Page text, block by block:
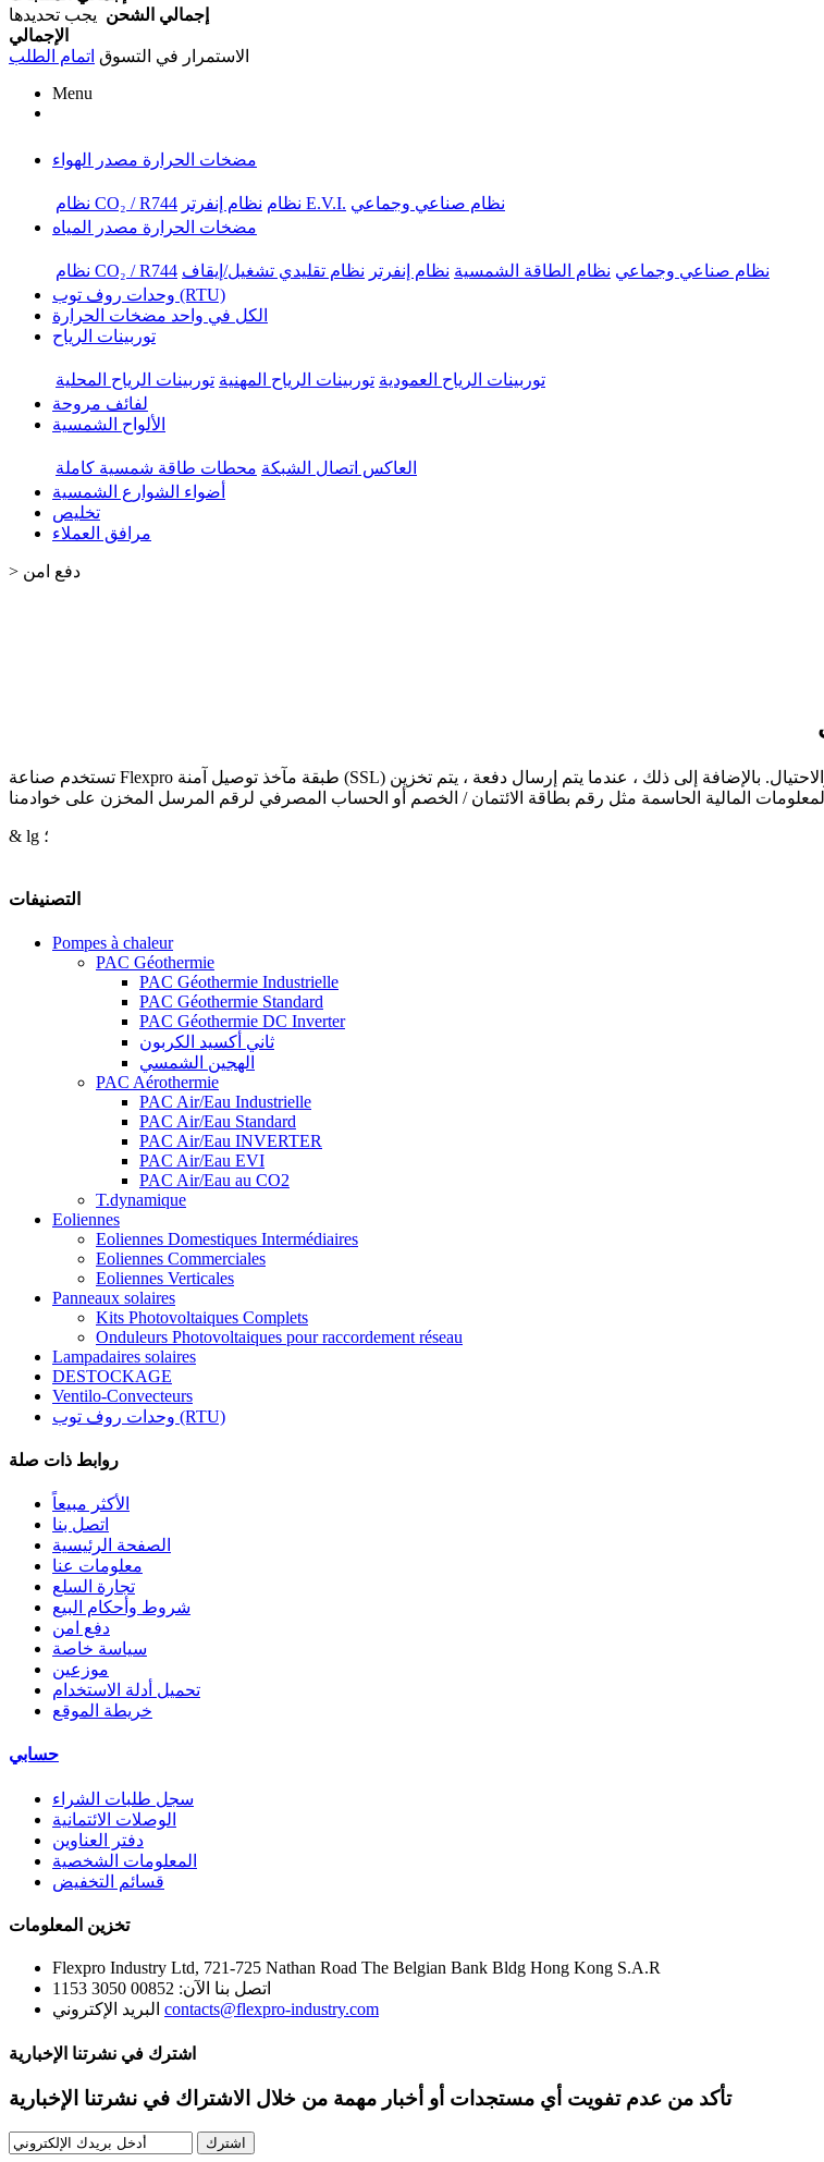
إجمالي الشحن يجب تحديدها
الإجمالي
الاستمرار في التسوق اتمام الطلب
Menu
مضخات الحرارة مصدر الهواء
نظام CO₂ / R744 نظام إنفرتر نظام E.V.I. نظام صناعي وجماعي
مضخات الحرارة مصدر المياه
نظام CO₂ / R744 نظام تقليدي تشغيل/إيقاف نظام إنفرتر نظام الطاقة الشمسية نظام صناعي وجماعي
وحدات روف توب (RTU)
الكل في واحد مضخات الحرارة
توربينات الرياح
توربينات الرياح المحلية توربينات الرياح المهنية توربينات الرياح العمودية
لفائف مروحة
الألواح الشمسية
محطات طاقة شمسية كاملة العاكس اتصال الشبكة
أضواء الشوارع الشمسية
تخليص
مرافق العملاء
> دفع امن
تستخدم صناعة Flexpro طبقة مآخذ توصيل آمنة (SSL) لحماية البيانات الشخصية من الوصول غير المصرح به من قبل أطراف ثالثة ، والضياع والاحتيال. بالإضافة إلى ذلك ، عندما يتم إرسال دفعة ، يتم تخزين
& lg ؛
التصنيفات
Pompes à chaleur
PAC Géothermie
PAC Géothermie Industrielle
PAC Géothermie Standard
PAC Géothermie DC Inverter
ثاني أكسيد الكربون
الهجين الشمسي
PAC Aérothermie
PAC Air/Eau Industrielle
PAC Air/Eau Standard
PAC Air/Eau INVERTER
PAC Air/Eau EVI
PAC Air/Eau au CO2
T.dynamique
Eoliennes
Eoliennes Domestiques Intermédiaires
Eoliennes Commerciales
Eoliennes Verticales
Panneaux solaires
Kits Photovoltaiques Complets
Onduleurs Photovoltaiques pour raccordement réseau
Lampadaires solaires
DESTOCKAGE
Ventilo-Convecteurs
وحدات روف توب (RTU)
روابط ذات صلة
الأكثر مبيعاً
اتصل بنا
الصفحة الرئيسية
معلومات عنا
تجارة السلع
شروط وأحكام البيع
دفع امن
سياسة خاصة
موزعين
تحميل أدلة الاستخدام
خريطة الموقع
حسابي
سجل طلبات الشراء
الوصلات الائتمانية
دفتر العناوين
المعلومات الشخصية
قسائم التخفيض
تخزين المعلومات
Flexpro Industry Ltd, 721-725 Nathan Road The Belgian Bank Bldg Hong Kong S.A.R
اتصل بنا الآن: 00852 3050 1153
contacts@flexpro-industry.com
اشترك في نشرتنا الإخبارية
تأكد من عدم تفويت أي مستجدات أو أخبار مهمة من خلال الاشتراك في نشرتنا الإخبارية
اشترك